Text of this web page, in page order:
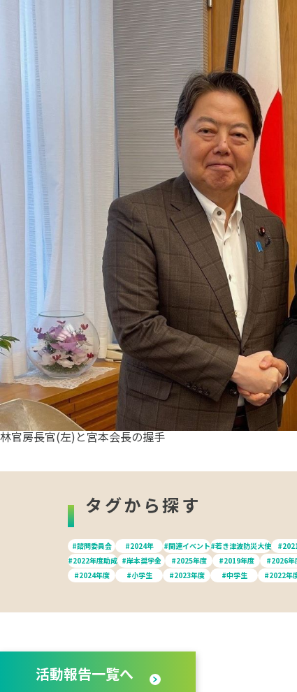
林官房長官(左)と宮本会長の握手
タグから探す
#諮問委員会 #2024年 #関連イベント#若き津波防災大使
#2022年度助成 #岸本奨学金 #2025年度 #2019年度 #2026年
#2024年度
#小学生 #2023年度 #中学生 #2022年
活動報告一覧へ